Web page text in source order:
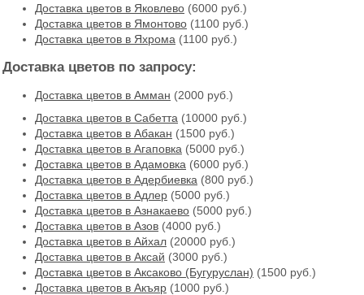
Доставка цветов в Яковлево (6000 руб.)
Доставка цветов в Ямонтово (1100 руб.)
Доставка цветов в Яхрома (1100 руб.)
Доставка цветов по запросу:
Доставка цветов в Амман (2000 руб.)
Доставка цветов в Cабетта (10000 руб.)
Доставка цветов в Абакан (1500 руб.)
Доставка цветов в Агаповка (5000 руб.)
Доставка цветов в Адамовка (6000 руб.)
Доставка цветов в Адербиевка (800 руб.)
Доставка цветов в Адлер (5000 руб.)
Доставка цветов в Азнакаево (5000 руб.)
Доставка цветов в Азов (4000 руб.)
Доставка цветов в Айхал (20000 руб.)
Доставка цветов в Аксай (3000 руб.)
Доставка цветов в Аксаково (Бугуруслан) (1500 руб.)
Доставка цветов в Акъяр (1000 руб.)